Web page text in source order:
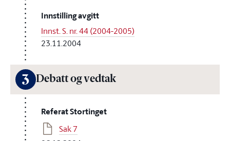
Innstilling avgitt
Innst. S. nr. 44 (2004-2005)
23.11.2004
3 Debatt og vedtak
Referat Stortinget
Sak 7